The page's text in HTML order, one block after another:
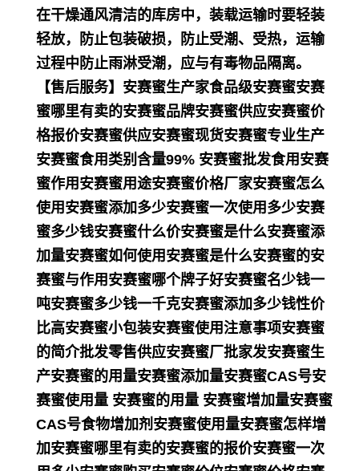
在干燥通风清洁的库房中，装载运输时要轻装
轻放，防止包装破损，防止受潮、受热，运输
过程中防止雨淋受潮，应与有毒物品隔离。
【售后服务】安赛蜜生产家食品级安赛蜜安赛
蜜哪里有卖的安赛蜜品牌安赛蜜供应安赛蜜价
格报价安赛蜜供应安赛蜜现货安赛蜜专业生产
安赛蜜食用类别含量99% 安赛蜜批发食用安赛
蜜作用安赛蜜用途安赛蜜价格厂家安赛蜜怎么
使用安赛蜜添加多少安赛蜜一次使用多少安赛
蜜多少钱安赛蜜什么价安赛蜜是什么安赛蜜添
加量安赛蜜如何使用安赛蜜是什么安赛蜜的安
赛蜜与作用安赛蜜哪个牌子好安赛蜜名少钱一
吨安赛蜜多少钱一千克安赛蜜添加多少钱性价
比高安赛蜜小包装安赛蜜使用注意事项安赛蜜
的简介批发零售供应安赛蜜厂批家发安赛蜜生
产安赛蜜的用量安赛蜜添加量安赛蜜CAS号安
赛蜜使用量 安赛蜜的用量 安赛蜜增加量安赛蜜
CAS号食物增加剂安赛蜜使用量安赛蜜怎样增
加安赛蜜哪里有卖的安赛蜜的报价安赛蜜一次